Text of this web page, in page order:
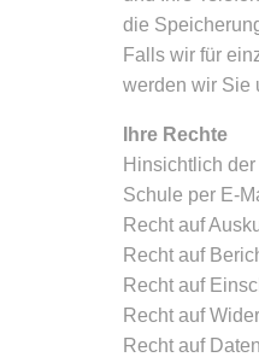
die
Falls wir für
werden wir Sie
Ihre Rechte
Hinsichtlich
Schule per E-
Recht auf
Recht auf
Recht auf
Recht auf
Recht auf